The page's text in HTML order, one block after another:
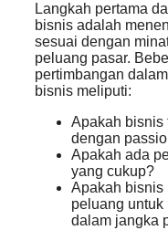
Langkah pertama
bisnis adalah
sesuai dengan
peluang pasar.
pertimbangan
bisnis meliputi:
Apakah bisnis
dengan
Apakah ada
yang cukup?
Apakah bisnis
peluang untuk
dalam jangka